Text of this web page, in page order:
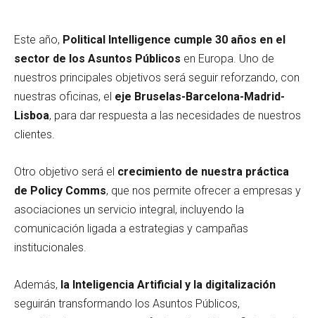
Este año, Political Intelligence cumple 30 años en el
sector de los Asuntos Públicos en Europa. Uno de
nuestros principales objetivos será seguir reforzando, con
nuestras oficinas, el eje Bruselas-Barcelona-Madrid-
Lisboa, para dar respuesta a las necesidades de nuestros
clientes.
Otro objetivo será el crecimiento de nuestra práctica
de Policy Comms, que nos permite ofrecer a empresas y
asociaciones un servicio integral, incluyendo la
comunicación ligada a estrategias y campañas
institucionales.
Además, la Inteligencia Artificial y la digitalización
seguirán transformando los Asuntos Públicos,